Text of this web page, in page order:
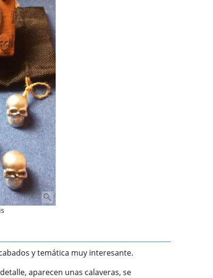
y temática muy interesante.
aparecen unas calaveras, se